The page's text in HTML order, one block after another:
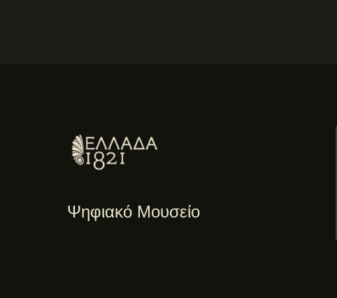
Ψηφιακό Μουσείο